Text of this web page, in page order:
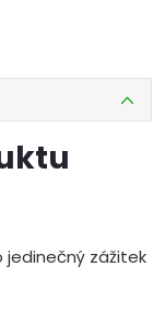
jedinečný zážitek